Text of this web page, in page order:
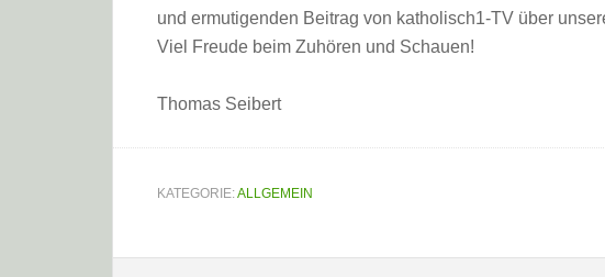
und ermutigenden Beitrag von katholisch1-TV über
Viel Freude beim Zuhören und Schauen!
Thomas Seibert
KATEGORIE:ALLGEMEIN